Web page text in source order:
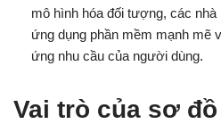
mô hình hóa đối tượng, các nhà
ứng dụng phần mềm mạnh mẽ
ứng nhu cầu của người dùng.
Vai trò của sơ